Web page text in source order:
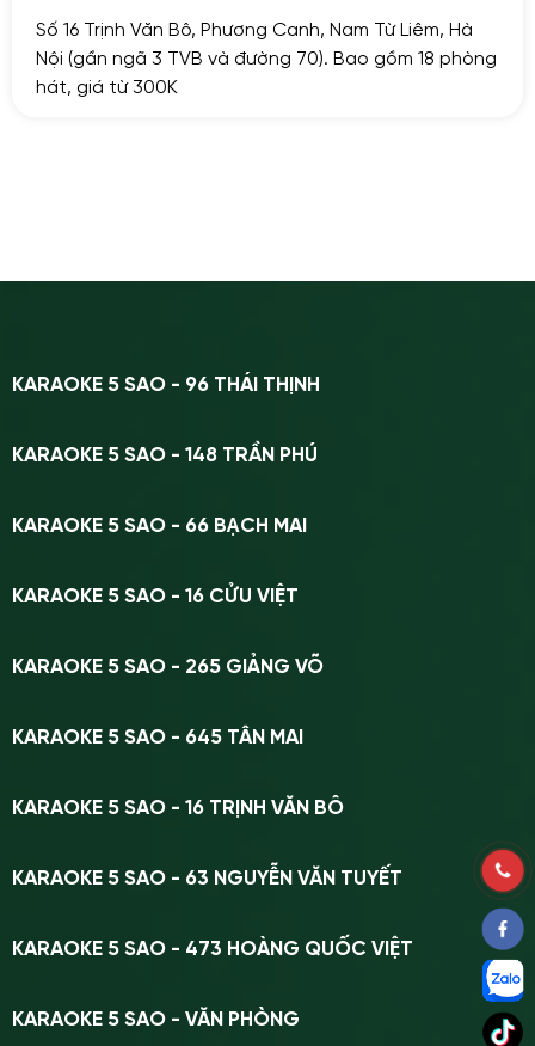
Số 16 Trịnh Văn Bô, Phương Canh, Nam Từ Liêm, Hà
Nội (gần ngã 3 TVB và đường 70). Bao gồm 18 phòng
hát, giá từ 300K
KARAOKE 5 SAO - 96 THÁI THỊNH
KARAOKE 5 SAO - 148 TRẦN PHÚ
KARAOKE 5 SAO - 66 BẠCH MAI
KARAOKE 5 SAO - 16 CỬU VIỆT
KARAOKE 5 SAO - 265 GIẢNG VÕ
KARAOKE 5 SAO - 645 TÂN MAI
KARAOKE 5 SAO - 16 TRỊNH VĂN BÔ
KARAOKE 5 SAO - 63 NGUYỄN VĂN TUYẾT
KARAOKE 5 SAO - 473 HOÀNG QUỐC VIỆT
KARAOKE 5 SAO - VĂN PHÒNG